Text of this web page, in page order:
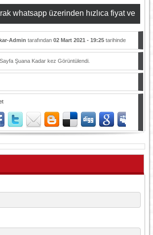
whatsapp üzerinden hızlıca fiyat ve
stok bilgisi alabilirsiniz
Admin tarafından 02 Mart 2021 - 19:25tarihinde
Şuana Kadar kez Görüntülendi.